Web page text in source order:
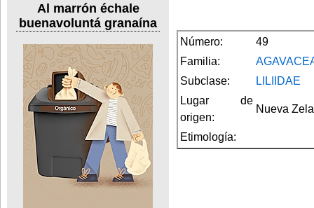
Al marrón échale
buenavoluntá granaína
Número:
49
Familia:
Subclase:
LILIIDAE
Lugar de
origen:
Nueva
Etimología: